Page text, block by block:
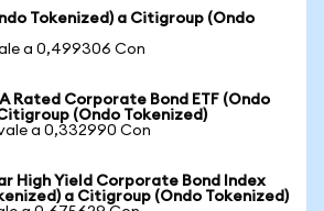
Tokenized) a Citigroup (Ondo
a 0,499306 Con
Rated Corporate Bond ETF (Ondo
(Ondo Tokenized)
a 0,332990 Con
High Yield Corporate Bond Index
a Citigroup (Ondo Tokenized)